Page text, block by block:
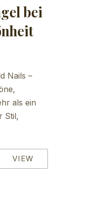
bei
Nails –
als ein
Stil,
VIEW